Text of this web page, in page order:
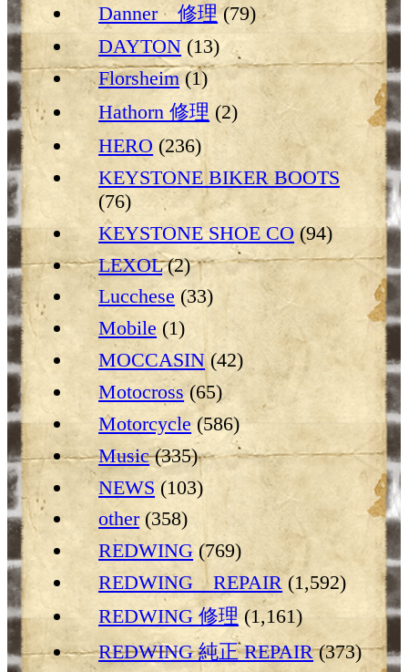
Danner 修理(79)
DAYTON (13)
Florsheim(1)
Hathorn 修理 (2)
HERO (236)
KEYSTONE BIKER BOOTS
(76)
KEYSTONE SHOE CO (94)
LEXOL(2)
Lucchese (33)
Mobile (1)
MOCCASIN(42)
Motocross(65)
Motorcycle (586)
Music(335)
NEWS (103)
other(358)
REDWING (769)
REDWING REPAIR(1,592)
REDWING 修理 (1,161)
REDWING 純正 REPAIR(373)